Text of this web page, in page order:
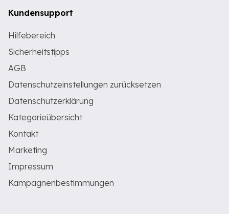
Kundensupport
Hilfebereich
Sicherheitstipps
AGB
Datenschutzeinstellungen zurücksetzen
Datenschutzerklärung
Kategorieübersicht
Kontakt
Marketing
Impressum
Kampagnenbestimmungen